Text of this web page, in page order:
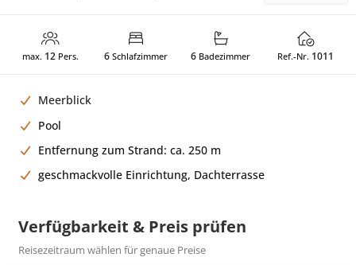
max. 12 Pers. 6Schlafzimmer 6 Badezimmer Ref.-Nr. 1011
Meerblick
Pool
Entfernung zum Strand: ca. 250 m
geschmackvolle Einrichtung, Dachterrasse
Verfügbarkeit & Preis prüfen
Reisezeitraum wählen für genaue Preise